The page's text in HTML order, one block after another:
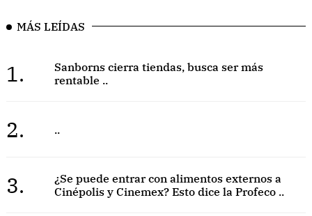
MÁS LEÍDAS
1.
Sanborns cierra tiendas, busca ser más
rentable ..
2. ..
3.
¿Se puede entrar con alimentos externos a
Cinépolis y Cinemex? Esto dice la Profeco ..